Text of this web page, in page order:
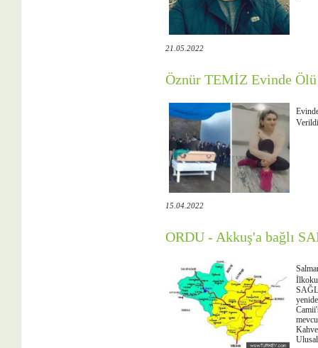
21.05.2022
Öznür TEMİZ Evinde
Verildi
15.04.2022
ORDU - Akkuş'a bağlı